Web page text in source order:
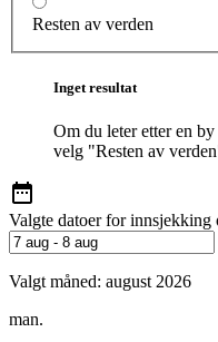
Resten av verden
Inget resultat
Om du leter etter en
velg "Resten av
Valgte datoer for innsjekking
Valgt måned: august 2026
man.